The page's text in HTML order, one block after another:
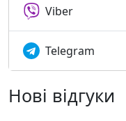
Viber
Telegram
Нові відгуки